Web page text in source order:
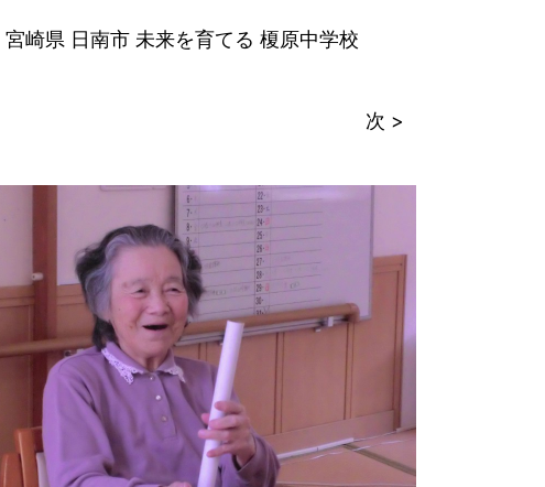
宮崎県 日南市 未来を育てる 榎原中学校
次 >